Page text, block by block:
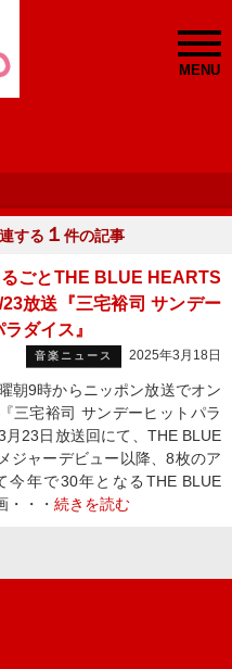
MENU
する １ 件の記事
ごとTHE BLUE HEARTS
放送『三宅裕司 サンデー
ダイス』
音楽ニュース 2025年3月18日
朝9時からニッポン放送でオン
三宅裕司 サンデーヒットパラ
月23日放送回にて、THE BLUE
ャーデビュー以降、8枚のア
今年で30年となるTHE BLUE
・・・ 続きを読む